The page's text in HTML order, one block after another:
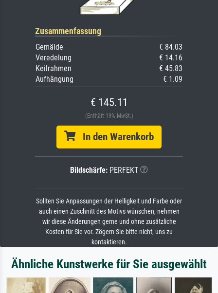
Zusammenfassung
Gemälde
€ 84.03
Veredelung
€ 14.16
Keilrahmen
€ 45.83
Aufhängung
€ 1.09
€ 145.11
(Enthält 19% MwSt.)
In den Warenkorb
Bildschärfe: PERFEKT
Sollten Sie Anpassungen der Helligkeit und Farbe oder
auch einen Zuschnitt des Motivs wünschen, nehmen
wir diese Änderungen gerne und ohne zusätzliche
Kosten für Sie vor. Zögern Sie bitte nicht, uns zu
kontaktieren.
Ähnliche Kunstwerke für Sie ausgewählt